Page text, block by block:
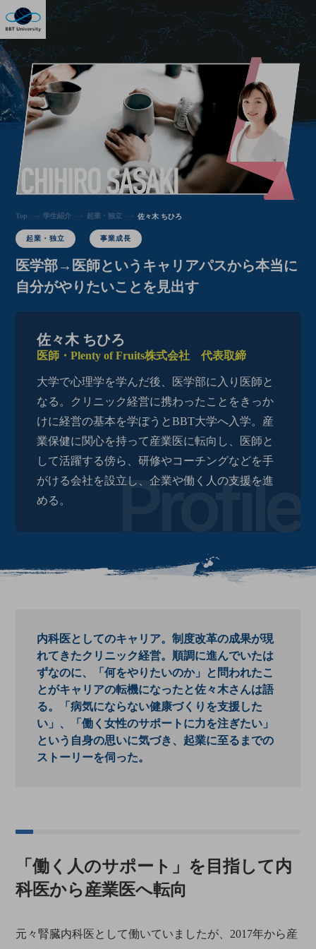
Top 学生紹介 起業・独立 佐々木 ちひろ
起業・独立 事業成長
医学部→医師というキャリアパスから本当に
自分がやりたいことを見出す
佐々木 ちひろ
医師・Plenty of Fruits株式会社 代表取締
大学で心理学を学んだ後、医学部に入り医師と
なる。クリニック経営に携わったことをきっか
けに経営の基本を学ぼうとBBT大学へ入学。産
業保健に関心を持って産業医に転向し、医師と
して活躍する傍ら、研修やコーチングなどを手
がける会社を設立し、企業や働く人の支援を進
める。
内科医としてのキャリア。制度改革の成果が現
れてきたクリニック経営。順調に進んでいたは
ずなのに、「何をやりたいのか」と問われたこ
とがキャリアの転機になったと佐々木さんは語
る。「病気にならない健康づくりを支援した
い」、「働く女性のサポートに力を注ぎたい」
という自身の思いに気づき、起業に至るまでの
ストーリーを伺った。
「働く人のサポート」を目指して内
科医から産業医へ転向
元々腎臓内科医として働いていましたが、2017年から産